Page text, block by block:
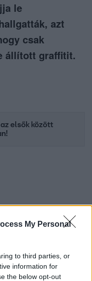
My Personal
to third parties, or
information for
the below opt-out
le
azt
csak
állított graffitit.
elsők között
hírekről a